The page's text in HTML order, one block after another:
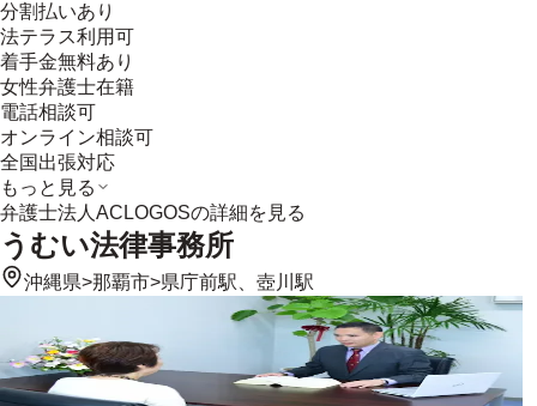
分割払いあり
法テラス利用可
着手金無料あり
女性弁護士在籍
電話相談可
オンライン相談可
全国出張対応
もっと見る
弁護士法人ACLOGOSの詳細を見る
うむい法律事務所
沖縄県>那覇市>県庁前駅、壺川駅